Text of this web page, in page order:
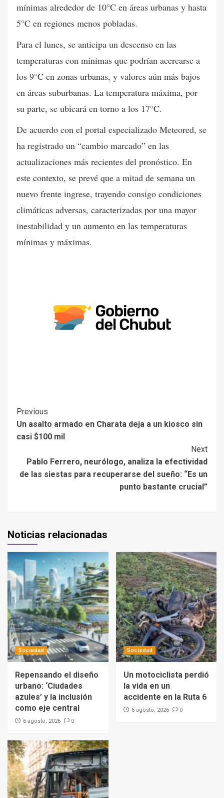
mínimas alrededor de 10°C en áreas urbanas y hasta
5°C en regiones menos pobladas.
Para el lunes, se anticipa un descenso en las
temperaturas con mínimas que podrían acercarse a
los 9°C en zonas urbanas, y valores aún más bajos
en áreas suburbanas. La temperatura máxima, por
su parte, se ubicará en torno a los 17°C.
De acuerdo con el portal especializado Meteored, se
ha registrado un “cambio marcado” en las
actualizaciones más recientes del pronóstico. En
este contexto, se prevé que a mitad de semana un
nuevo frente ingrese, trayendo consigo condiciones
climáticas adversas, caracterizadas por una mayor
inestabilidad y un aumento en las temperaturas
mínimas y máximas.
Previous
Un asalto armado en Charata deja a un kiosco sin
casi $100 mil
Next
Pablo Ferrero, neurólogo, analiza la efectividad
de las siestas para recuperarse del sueño: “Es un
punto bastante crucial”
Noticias relacionadas
Sociedad
Repensando el diseño
urbano: ‘Ciudades
azules’ y la inclusión
como eje central
6 agosto, 2026 0
Sociedad
Un motociclista perdió
la vida en un
accidente en la Ruta 6
6 agosto, 2026 0